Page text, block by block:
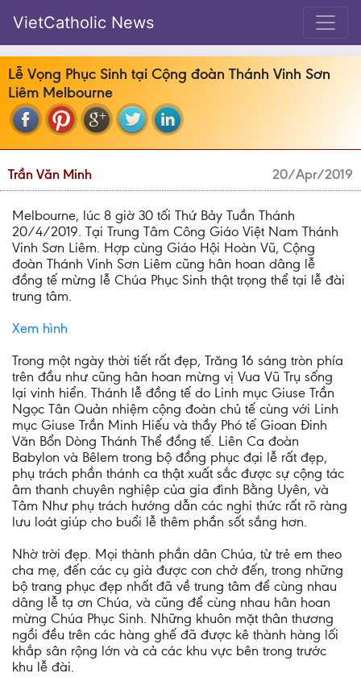
VietCatholic News
Lễ Vọng Phục Sinh tại Cộng đoàn Thánh Vinh Sơn
Liêm Melbourne
Trần Văn Minh 20/Apr/2019
Melbourne, lúc 8 giờ 30 tối Thứ Bảy Tuần Thánh
20/4/2019. Tại Trung Tâm Công Giáo Việt Nam Thánh
Vinh Sơn Liêm. Hợp cùng Giáo Hội Hoàn Vũ, Cộng
đoàn Thánh Vinh Sơn Liêm cũng hân hoan dâng lễ
đồng tế mừng lễ Chúa Phục Sinh thật trọng thể tại lễ đài
trung tâm.
Xem hình
Trong một ngày thời tiết rất đẹp, Trăng 16 sáng tròn phía
trên đầu như cũng hân hoan mừng vị Vua Vũ Trụ sống
lại vinh hiển. Thánh lễ đồng tế do Linh mục Giuse Trần
Ngọc Tân Quản nhiệm cộng đoàn chủ tế cùng với Linh
mục Giuse Trần Minh Hiếu và thầy Phó tế Gioan Đinh
Văn Bổn Dòng Thánh Thể đồng tế. Liên Ca đoàn
Babylon và Bêlem trong bộ đồng phục đại lễ rất đẹp,
phụ trách phần thánh ca thật xuất sắc được sự cộng tác
âm thanh chuyên nghiệp của gia đình Bằng Uyên, và
Tâm Như phụ trách hướng dẫn các nghi thức rất rõ ràng
lưu loát giúp cho buổi lễ thêm phần sốt sắng hơn.
Nhờ trời đẹp. Mọi thành phần dân Chúa, từ trẻ em theo
cha mẹ, đến các cụ già được con chở đến, trong những
bộ trang phục đẹp nhất đã về trung tâm để cùng nhau
dâng lễ tạ ơn Chúa, và cũng để cùng nhau hân hoan
mừng Chúa Phục Sinh. Những khuôn mặt thân thương
ngồi đều trên các hàng ghế đã được kê thành hàng lối
khắp sân rộng lớn và cả các khu vực bên trong trước
khu lễ đài.